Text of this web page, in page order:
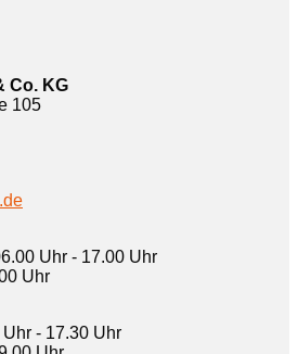
Co. KG
105
Uhr - 17.00 Uhr
Uhr
- 17.30 Uhr